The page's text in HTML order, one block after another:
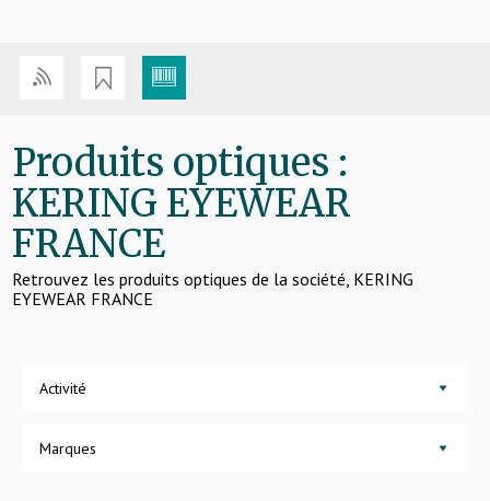
Produits optiques :
KERING EYEWEAR
FRANCE
Retrouvez les produits optiques de la société, KERING
EYEWEAR FRANCE
Activité
Marques